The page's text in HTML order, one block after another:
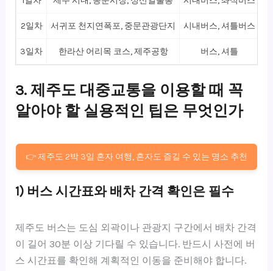
2일차 서귀포 천지연폭포, 중문관광단지 시내버스, 셔틀버스
3일차 한라산 어리목 코스, 제주공항 버스, 셔틀
3. 제주도 대중교통을 이용할 때 꼭
알아야 할 실용적인 팁은 무엇인가
👉 제주도 2박 3일 혼자 여행, 혼자도 즐길 수 있는 명소 추천
1) 버스 시간표와 배차 간격 확인은 필수
제주도 버스는 도심 외곽이나 관광지 구간에서 배차 간격
이 길어 30분 이상 기다릴 수 있습니다. 반드시 사전에 버
스 시간표를 확인해 계획적인 이동을 준비해야 합니다.